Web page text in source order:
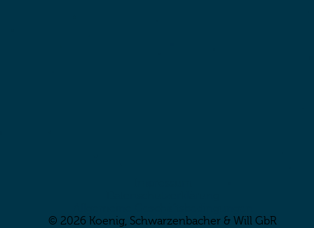
© 2026 Koenig, Schwarzenbacher & Will GbR